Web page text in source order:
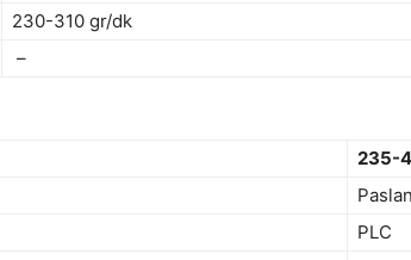
230-310 gr/dk
–
235-
PLC